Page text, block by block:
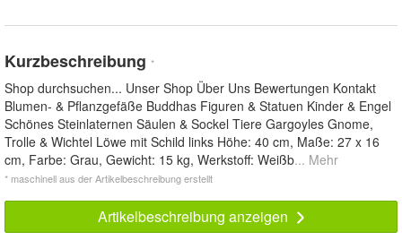
Kurzbeschreibung *
Shop durchsuchen... Unser Shop Über Uns Bewertungen Kontakt
Blumen- & Pflanzgefäße Buddhas Figuren & Statuen Kinder & Engel
Schönes Steinlaternen Säulen & Sockel Tiere Gargoyles Gnome,
Trolle & Wichtel Löwe mit Schild links Höhe: 40 cm, Maße: 27 x 16
cm, Farbe: Grau, Gewicht: 15 kg, Werkstoff: Weißb... Mehr
* maschinell aus der Artikelbeschreibung erstellt
Artikelbeschreibung anzeigen